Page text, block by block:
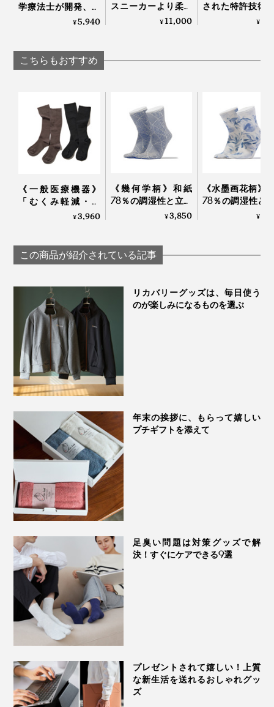
学療法士が開発、世
界600万人の足を支
Archies
¥5,940
スニーカーより柔ら
かな「コンフォート
¥11,000
された特許技術
吸湿＆脱臭しな
¥
こちらもおすすめ
《一般医療機器》
「むくみ軽減・快
適・おしゃれ」三拍
｜MAEÉ
¥3,960
《幾何学柄》和紙
78％の調湿性と立体
編みのフィット感
ソックス」｜WASI
WASI
¥3,850
《水墨画花柄》
78％の調湿性と
編みのフィッ
¥
この商品が紹介されている記事
リカバリーグッズは、毎日使う
のが楽しみになるものを選ぶ
年末の挨拶に、もらって嬉しい
プチギフトを添えて
足臭い問題は対策グッズで解
決！すぐにケアできる9選
プレゼントされて嬉しい！上質
な新生活を送れるおしゃれグッ
ズ